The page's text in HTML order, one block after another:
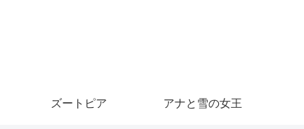
ズートピア アナと雪の女王